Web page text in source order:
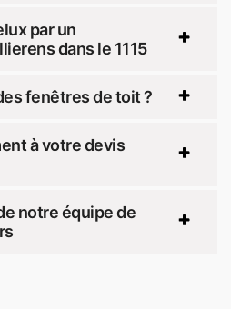
par un
dans le 1115
fenêtres de toit ?
à votre devis
notre équipe de